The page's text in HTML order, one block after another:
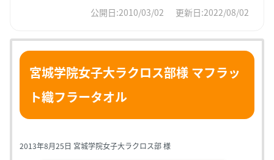
公開日:2010/03/02 更新日:2022/08/02
宮城学院女子大ラクロス部様 マフラッ
ト織フラータオル
2013年8月25日 宮城学院女子大ラクロス部 様